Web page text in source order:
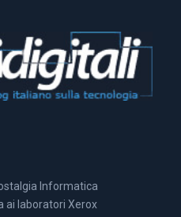
Informatica
ai laboratori Xerox